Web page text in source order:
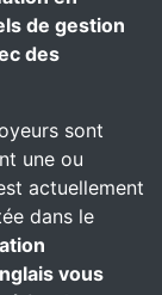
de gestion
des
sont
une ou
actuellement
dans le
vous